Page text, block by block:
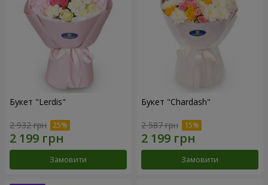
Букет "Lerdis"
2 932 грн
Замовити
Букет "Chardash"
2 587 грн
Замовити